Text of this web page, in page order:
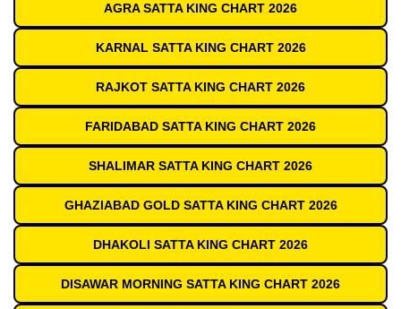
AGRA SATTA KING CHART 2026
KARNAL SATTA KING CHART 2026
RAJKOT SATTA KING CHART 2026
FARIDABAD SATTA KING CHART 2026
SHALIMAR SATTA KING CHART 2026
GHAZIABAD GOLD SATTA KING CHART 2026
DHAKOLI SATTA KING CHART 2026
DISAWAR MORNING SATTA KING CHART 2026